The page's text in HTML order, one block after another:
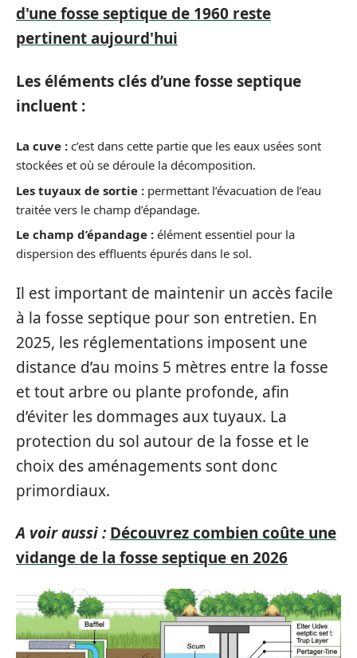
d'une fosse septique de 1960 reste
pertinent aujourd'hui
Les éléments clés d’une fosse septique
incluent :
La cuve : c’est dans cette partie que les eaux usées sont
stockées et où se déroule la décomposition.
Les tuyaux de sortie : permettant l’évacuation de l’eau
traitée vers le champ d’épandage.
Le champ d’épandage : élément essentiel pour la
dispersion des effluents épurés dans le sol.
Il est important de maintenir un accès facile
à la fosse septique pour son entretien. En
2025, les réglementations imposent une
distance d’au moins 5 mètres entre la fosse
et tout arbre ou plante profonde, afin
d’éviter les dommages aux tuyaux. La
protection du sol autour de la fosse et le
choix des aménagements sont donc
primordiaux.
A voir aussi : Découvrez combien coûte une
vidange de la fosse septique en 2026